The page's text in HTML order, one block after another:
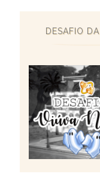
DESAFIO